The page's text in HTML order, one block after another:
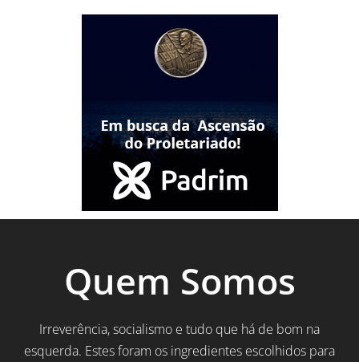
Quem Somos
Irreverência, socialismo e tudo que há de bom na
esquerda. Estes foram os ingredientes escolhidos para